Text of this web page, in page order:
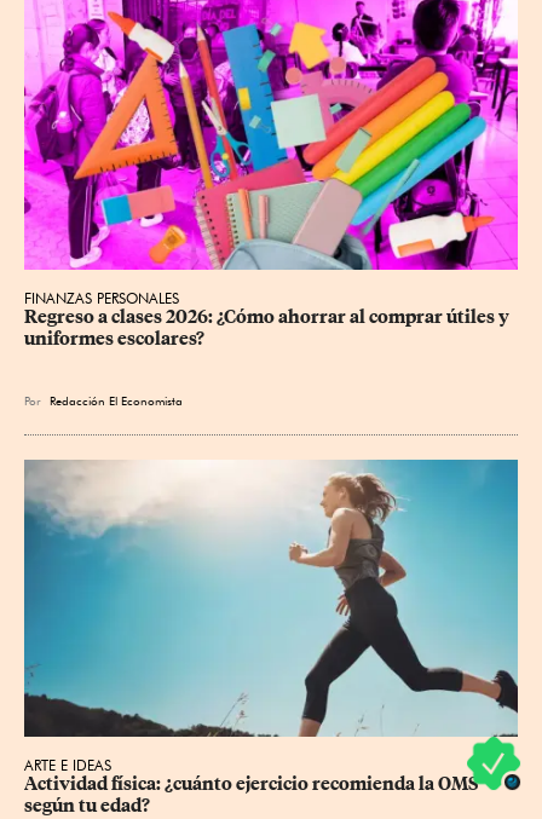
FINANZAS PERSONALES
Regreso a clases 2026: ¿Cómo ahorrar al comprar útiles y
uniformes escolares?
Por Redacción El Economista
ARTE E IDEAS
Actividad física: ¿cuánto ejercicio recomienda la OMS
según tu edad?